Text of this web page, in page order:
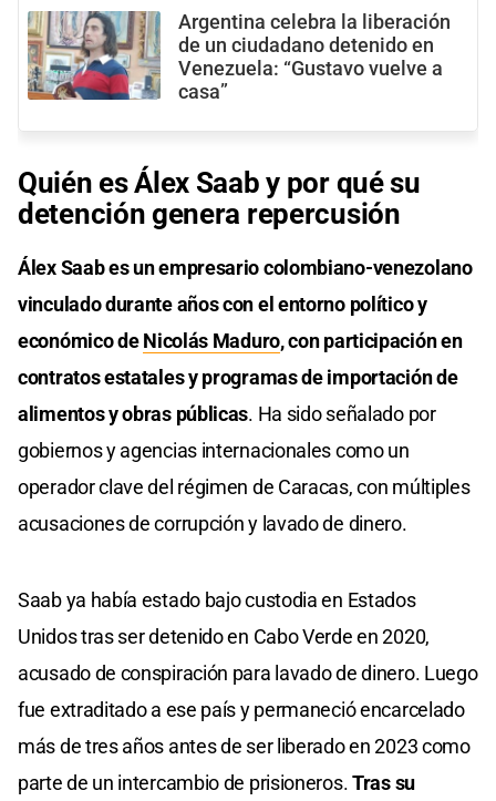
Argentina celebra la liberación
de un ciudadano detenido en
Venezuela: “Gustavo vuelve a
casa”
Quién es Álex Saab y por qué su
detención genera repercusión
Álex Saab es un empresario colombiano-venezolano
vinculado durante años con el entorno político y
económico deNicolás Maduro, con participación en
contratos estatales y programas de importación de
alimentos y obras públicas. Ha sido señalado por
gobiernos y agencias internacionales como un
operador clave del régimen de Caracas, con múltiples
acusaciones de corrupción y lavado de dinero.
Saab ya había estado bajo custodia en Estados
Unidos tras ser detenido en Cabo Verde en 2020,
acusado de conspiración para lavado de dinero. Luego
fue extraditado a ese país y permaneció encarcelado
más de tres años antes de ser liberado en 2023 como
parte de un intercambio de prisioneros.Tras su